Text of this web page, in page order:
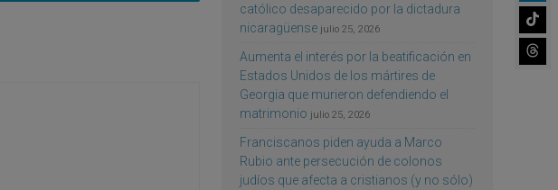
católico desaparecido por la dictadura
nicaragüense julio 25, 2026
Aumenta el interés por la beatificación en
Estados Unidos de los mártires de
Georgia que murieron defendiendo el
matrimonio julio 25, 2026
Franciscanos piden ayuda a Marco
Rubio ante persecución de colonos
judíos que afecta a cristianos (y no sólo)